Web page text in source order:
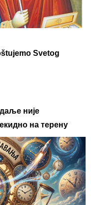
Svetog
није
на терену